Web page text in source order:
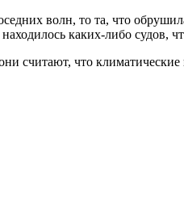
волн, то та, что
каких-либо судов,
считают, что